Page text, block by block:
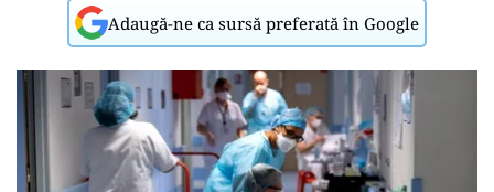
Adaugă-ne ca sursă preferată în Google